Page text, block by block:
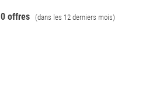
0 offres (dans les 12 derniers mois)